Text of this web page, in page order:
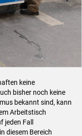
keine
bisher noch keine
bekannt sind, kann
Arbeitstisch
Fall
diesem Bereich